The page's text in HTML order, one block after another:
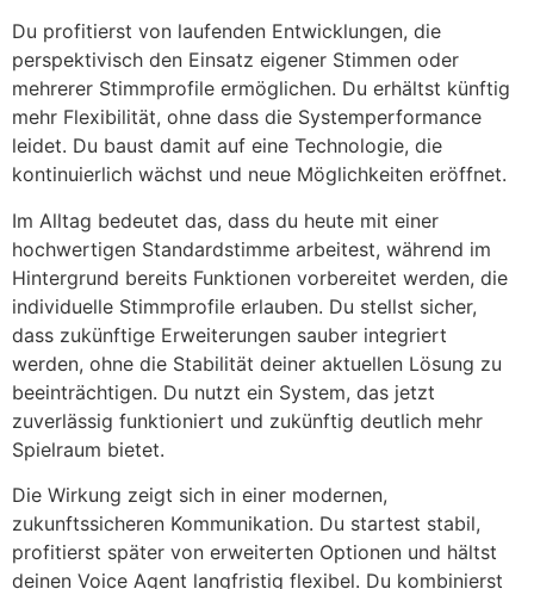
Du profitierst von laufenden Entwicklungen, die
perspektivisch den Einsatz eigener Stimmen oder
mehrerer Stimmprofile ermöglichen. Du erhältst künftig
mehr Flexibilität, ohne dass die Systemperformance
leidet. Du baust damit auf eine Technologie, die
kontinuierlich wächst und neue Möglichkeiten eröffnet.
Im Alltag bedeutet das, dass du heute mit einer
hochwertigen Standardstimme arbeitest, während im
Hintergrund bereits Funktionen vorbereitet werden, die
individuelle Stimmprofile erlauben. Du stellst sicher,
dass zukünftige Erweiterungen sauber integriert
werden, ohne die Stabilität deiner aktuellen Lösung zu
beeinträchtigen. Du nutzt ein System, das jetzt
zuverlässig funktioniert und zukünftig deutlich mehr
Spielraum bietet.
Die Wirkung zeigt sich in einer modernen,
zukunftssicheren Kommunikation. Du startest stabil,
profitierst später von erweiterten Optionen und hältst
deinen Voice Agent langfristig flexibel. Du kombinierst